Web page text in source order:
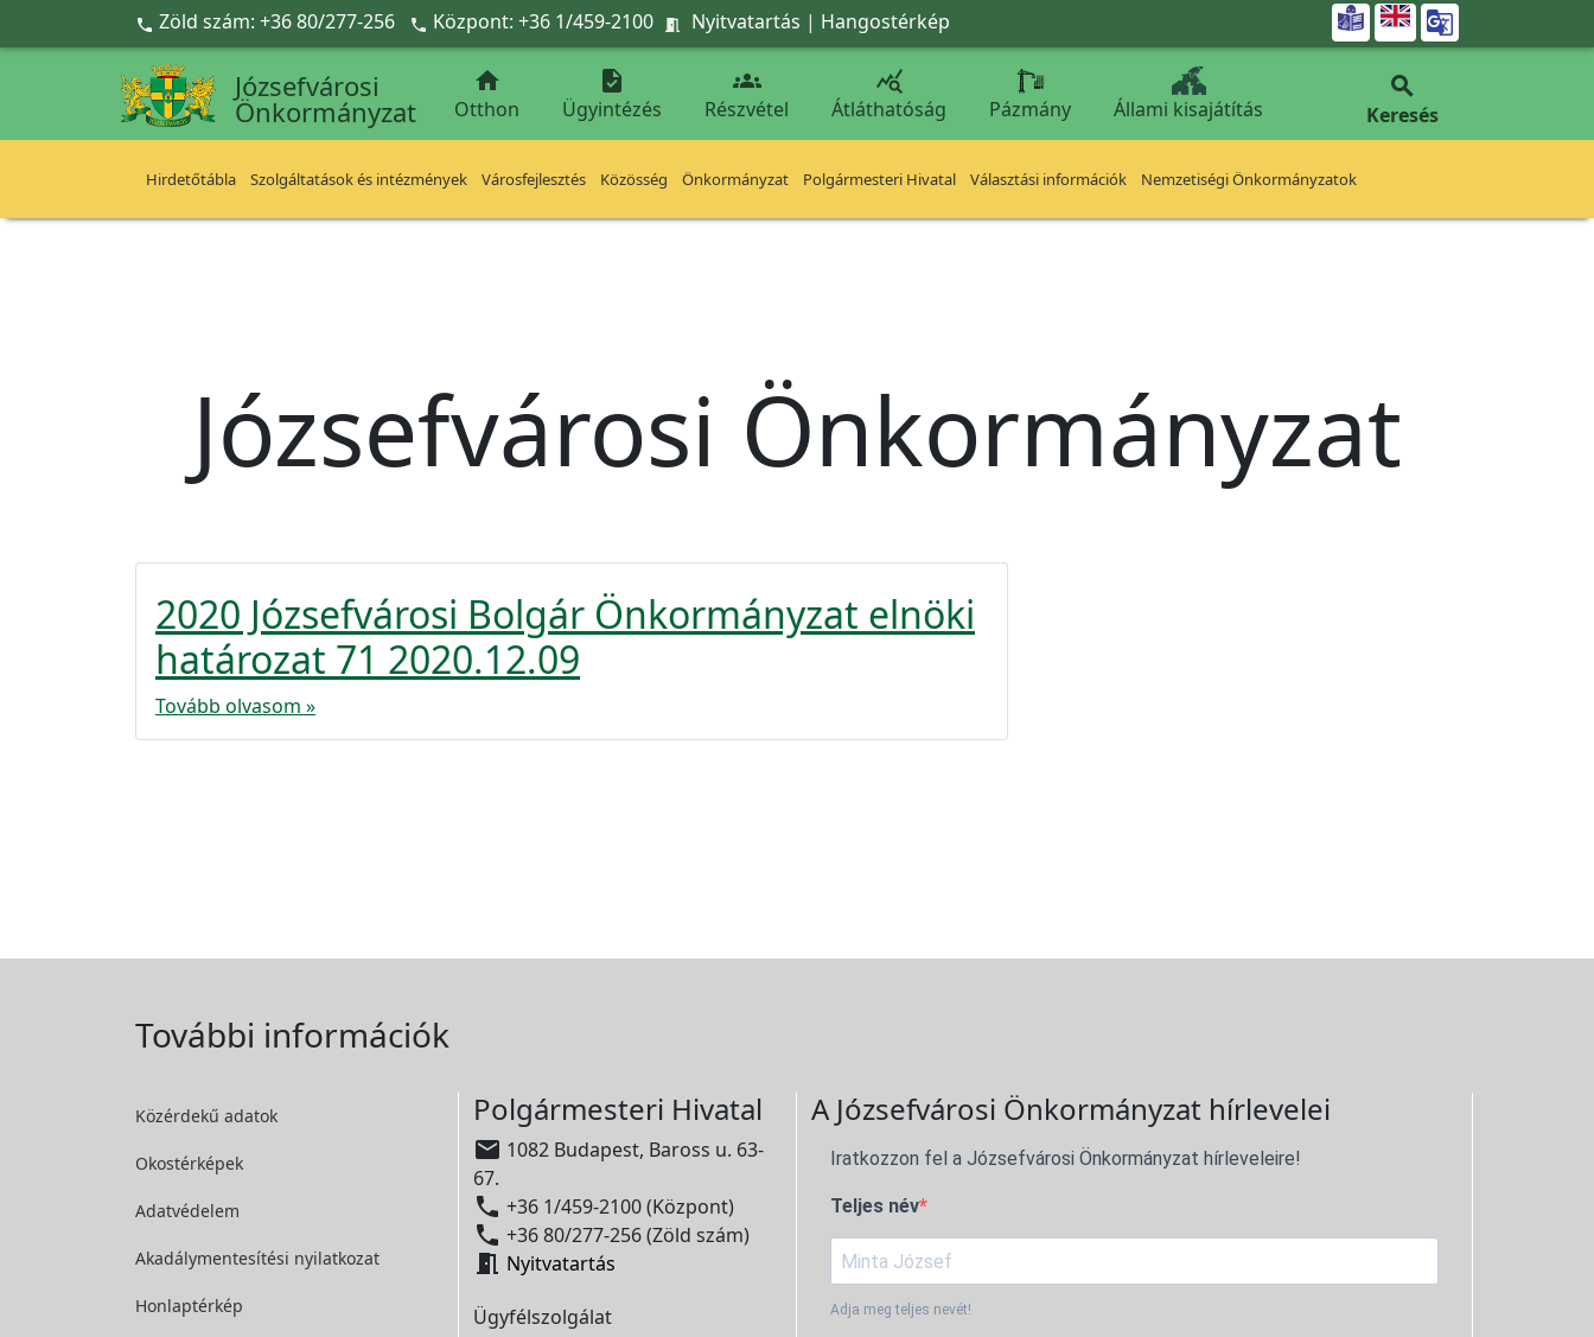
Ugrás a fő tartalomra
 Zöld szám: +36 80/277-256  Központ: +36 1/459-2100  Nyitvatartás | Hangostérkép 
Józsefvárosi
Önkormányzat

Otthon

Ügyintézés

Részvétel

Átláthatóság Pázmány Állami kisajátítás

Keresés
Hirdetőtábla Szolgáltatások és intézmények Városfejlesztés Közösség Önkormányzat Polgármesteri Hivatal Választási információk Nemzetiségi Önkormányzatok
Józsefvárosi Önkormányzat
2020 Józsefvárosi Bolgár Önkormányzat elnöki
határozat 71 2020.12.09
Tovább olvasom »
További információk
Közérdekű adatok
Okostérképek
Adatvédelem
Akadálymentesítési nyilatkozat
Honlaptérkép
Polgármesteri Hivatal
 1082 Budapest, Baross u. 63-
67.
 +36 1/459-2100 (Központ)
 +36 80/277-256 (Zöld szám)
 Nyitvatartás
Ügyfélszolgálat
A Józsefvárosi Önkormányzat hírlevelei
Iratkozzon fel a Józsefvárosi Önkormányzat hírleveleire!
Teljes név
Adja meg teljes nevét!